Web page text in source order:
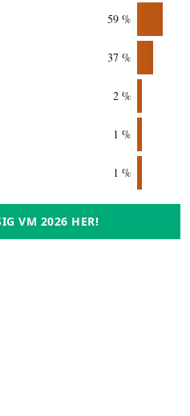
59 %
37 %
2 %
1 %
1 %
VM 2026 HER!